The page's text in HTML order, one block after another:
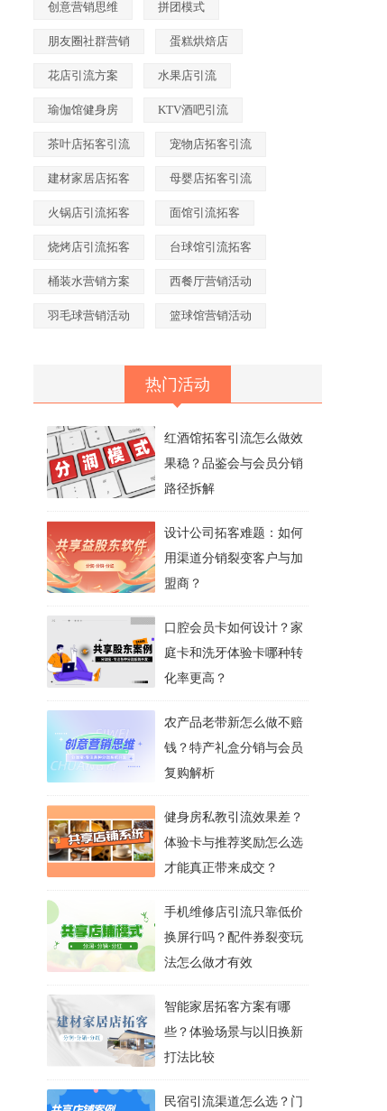
创意营销思维 拼团模式
朋友圈社群营销 蛋糕烘焙店
花店引流方案 水果店引流
瑜伽馆健身房 KTV酒吧引流
茶叶店拓客引流 宠物店拓客引流
建材家居店拓客 母婴店拓客引流
火锅店引流拓客 面馆引流拓客
烧烤店引流拓客 台球馆引流拓客
桶装水营销方案 西餐厅营销活动
羽毛球营销活动 篮球馆营销活动
热门活动
红酒馆拓客引流怎么做效
果稳？品鉴会与会员分销
路径拆解
设计公司拓客难题：如何
用渠道分销裂变客户与加
盟商？
口腔会员卡如何设计？家
庭卡和洗牙体验卡哪种转
化率更高？
农产品老带新怎么做不赔
钱？特产礼盒分销与会员
复购解析
健身房私教引流效果差？
体验卡与推荐奖励怎么选
才能真正带来成交？
手机维修店引流只靠低价
换屏行吗？配件券裂变玩
法怎么做才有效
智能家居拓客方案有哪
些？体验场景与以旧换新
打法比较
民宿引流渠道怎么选？门